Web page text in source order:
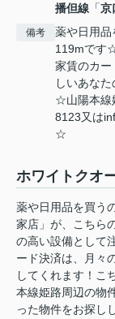
播但線 「京
備考
薬や日用品
119mです
家賃のカ
しいあな
☆山陽本線
8123又は
☆
ホワイトクオ
薬や日用品を買う
家店」が、こちら
の高い設備として
ード決済は、月々
してくれます！こ
本線姫路周辺の物
った物件をお探し